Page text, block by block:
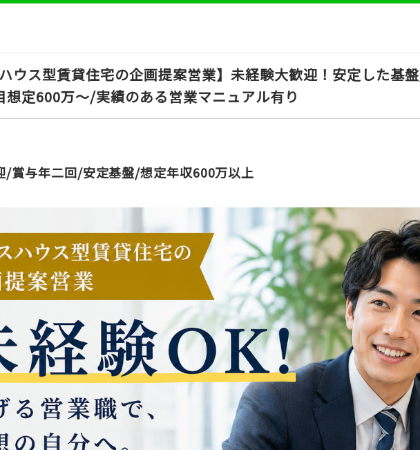
ハウス型賃貸住宅の企画提案営業】未経験大歓迎！安定した基
想定600万～/実績のある営業マニュアル有り
/賞与年二回/安定基盤/想定年収600万以上